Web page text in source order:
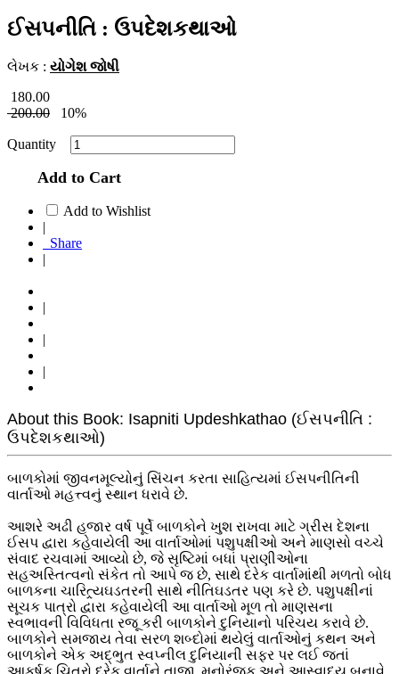
ઈસપનીતિ : ઉપદેશકથાઓ
લેખક : યોગેશ જોષી
180.00
200.00
10%
Quantity
Add to Cart
Add to Wishlist
|
Share
|
|
|
|
About this Book: Isapniti Updeshkathao (ઈસપનીતિ :
ઉપદેશકથાઓ)
બાળકોમાં જીવનમૂલ્યોનું સિંચન કરતા સાહિત્યમાં ઈસપનીતિની
વાર્તાઓ મહત્ત્વનું સ્થાન ધરાવે છે.
આશરે અઢી હજાર વર્ષ પૂર્વે બાળકોને ખુશ રાખવા માટે ગ્રીસ દેશના
ઈસપ દ્વારા કહેવાયેલી આ વાર્તાઓમાં પશુપક્ષીઓ અને માણસો વચ્ચે
સંવાદ રચવામાં આવ્યો છે, જે સૃષ્ટિમાં બધાં પ્રાણીઓના
સહઅસ્તિત્વનો સંકેત તો આપે જ છે, સાથે દરેક વાર્તામાંથી મળતો બોધ
બાળકના ચારિત્ર્યઘડતરની સાથે નીતિઘડતર પણ કરે છે. પશુપક્ષીનાં
સૂચક પાત્રો દ્વારા કહેવાયેલી આ વાર્તાઓ મૂળ તો માણસના
સ્વભાવની વિવિધતા રજૂ કરી બાળકોને દુનિયાનો પરિચય કરાવે છે.
બાળકોને સમજાય તેવા સરળ શબ્દોમાં થયેલું વાર્તાઓનું કથન અને
બાળકોને એક અદ્ભુત સ્વપ્નીલ દુનિયાની સફર પર લઈ જતાં
આકર્ષક ચિત્રો દરેક વાર્તાને તાજી, મનોરંજક અને આસ્વાદ્ય બનાવે